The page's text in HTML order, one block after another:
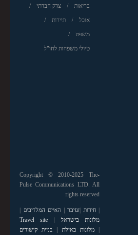
בריאות צדק חברתי
אוכל תיירות
משפט
טיולי משפחות לחו"ל
Copyright © 2010-2025 The-
Pulse Communications LTD. All
rights reserved
|חידות |זנזיבר | האיים המלדיבים |
מלונות בישראל |
Travel site
|מלונות באילת | בניית קישורים